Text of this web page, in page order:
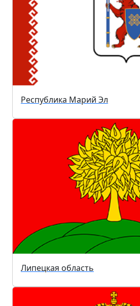
Республика Марий Эл
Липецкая область